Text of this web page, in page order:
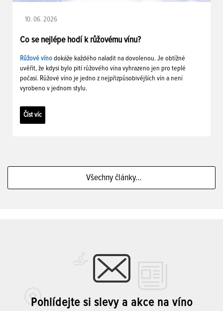
10. 06. 2026
Co se nejlépe hodí k růžovému vínu?
Růžové víno dokáže každého naladit na dovolenou. Je obtížné
uvěřit, že kdysi bylo pití růžového vína vyhrazeno jen pro teplé
počasí. Růžové víno je jedno z nejpřizpůsobivějších vín a není
vyrobeno v jednom stylu.
Číst víc
Všechny články...
Pohlídejte si slevy a akce na víno